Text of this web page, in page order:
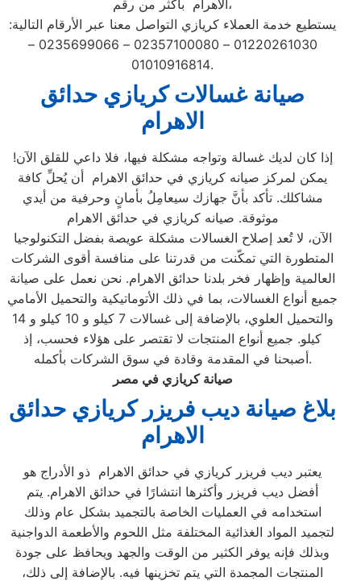
الاهرام بأكثر من رقم،
يستطيع خدمة العملاء كريازي التواصل معنا عبر الأرقام التالية:
01220261030 – 02357100080 – 0235699066 –
01010916814.
صيانة غسالات كريازي حدائق
الاهرام
إذا كان لديك غسالة وتواجه مشكلة فيها، فلا داعي للقلق الآن!
يمكن لمركز صيانه كريازي في حدائق الاهرام أن يُحلِّ كافة
مشاكلك. تأكد بأنَّ جهازك سيعامِلُ بأمانٍ وحرفية من أيدي
موثوقة. صيانه كريازي في حدائق الاهرام
الآن، لا تُعد إصلاح الغسالات مشكلة عويصة بفضل التكنولوجيا
المتطورة التي تمكّنت من قدرتنا على منافسة أقوى الشركات
العالمية وإظهار فخر بلدنا حدائق الاهرام. نحن نعمل على صيانة
جميع أنواع الغسالات، بما في ذلك الأتوماتيكية والتحميل الأمامي
والتحميل العلوي، بالإضافة إلى غسالات 7 كيلو و 10 كيلو و 14
كيلو. جميع أنواع المنتجات لا تقتصر على هؤلاء فحسب، إذ
أصبحنا في المقدمة وقادة في سوق الشركات بأكمله.
صيانة كريازي في مصر
بلاغ صيانة ديب فريزر كريازي حدائق
الاهرام
يعتبر ديب فريزر كريازي في حدائق الاهرام ذو الأدراج هو
أفضل ديب فريزر وأكثرها انتشارًا في حدائق الاهرام. يتم
استخدامه في العمليات الخاصة بالتجميد بشكل عام وذلك
لتجميد المواد الغذائية المختلفة مثل اللحوم والأطعمة الدواجنية
وبذلك فإنه يوفر الكثير من الوقت والجهد ويحافظ على جودة
المنتجات المجمدة التي يتم تخزينها فيه. بالإضافة إلى ذلك،